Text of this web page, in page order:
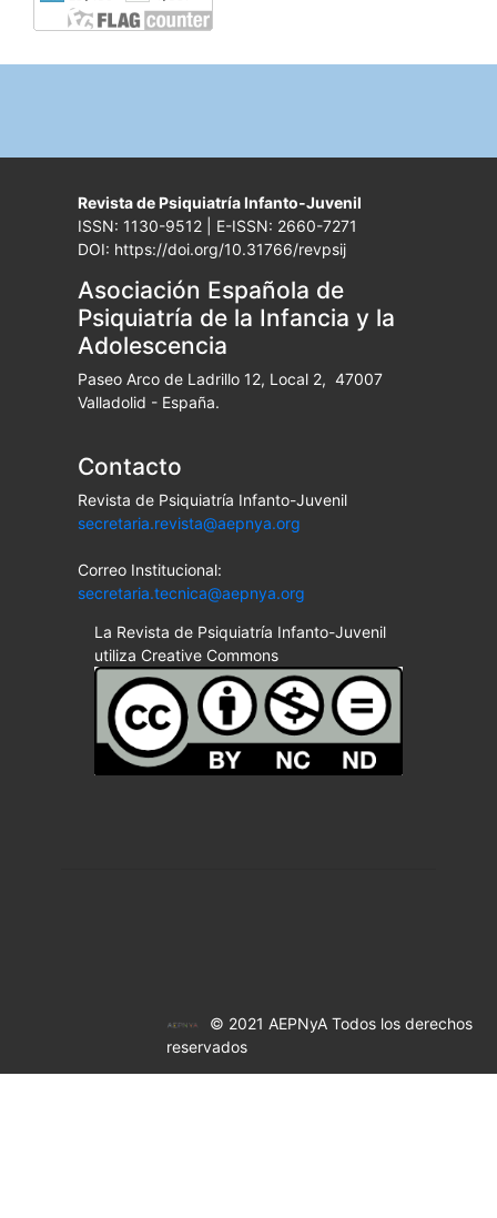
Revista de Psiquiatría Infanto-Juvenil
ISSN: 1130-9512 | E-ISSN: 2660-7271
DOI: https://doi.org/10.31766/revpsij
Asociación Española de
Psiquiatría de la Infancia y la
Adolescencia
Paseo Arco de Ladrillo 12, Local 2, 47007
Valladolid - España.
Contacto
Revista de Psiquiatría Infanto-Juvenil
secretaria.revista@aepnya.org
Correo Institucional:
secretaria.tecnica@aepnya.org
La Revista de Psiquiatría Infanto-Juvenil
utiliza Creative Commons
© 2021 AEPNyA Todos los derechos
reservados